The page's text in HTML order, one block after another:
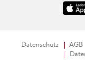
Datenschutz AGB